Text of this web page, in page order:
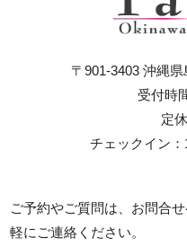
〒901-3403 沖縄
受付時
定
チェックイン
ご予約やご質問は、お問合
軽にご連絡ください。